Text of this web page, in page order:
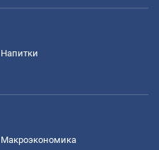
Напитки
Mакроэкономика